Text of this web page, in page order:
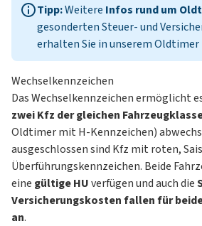
Tipp:Weitere Infos rund um
gesonderten Steuer- und
erhalten Sie in unseremOldtimer
Wechselkennzeichen
Das Wechselkennzeichen ermöglicht
zwei Kfz der gleichen
Oldtimer mit H-Kennzeichen)
ausgeschlossen sind Kfz mit roten,
Überführungskennzeichen. Beide
eine gültige HUverfügen und auch die
Versicherungskosten fallen für
an.